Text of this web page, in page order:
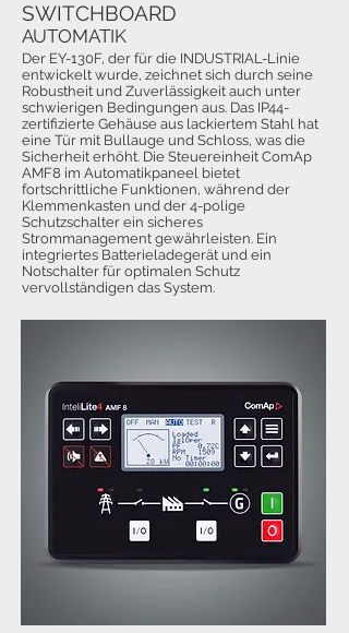
Der EY-130F, der für die INDUSTRIAL-Linie
entwickelt wurde, zeichnet sich durch seine
Robustheit und Zuverlässigkeit auch unter
schwierigen Bedingungen aus. Das IP44-
zertifizierte Gehäuse aus lackiertem Stahl hat
eine Tür mit Bullauge und Schloss, was die
Sicherheit erhöht. Die Steuereinheit ComAp
AMF8 im Automatikpaneel bietet
fortschrittliche Funktionen, während der
Klemmenkasten und der 4-polige
Schutzschalter ein sicheres
Strommanagement gewährleisten. Ein
integriertes Batterieladegerät und ein
Notschalter für optimalen Schutz
vervollständigen das System.
SWITCHBOARD
AUTOMATIK